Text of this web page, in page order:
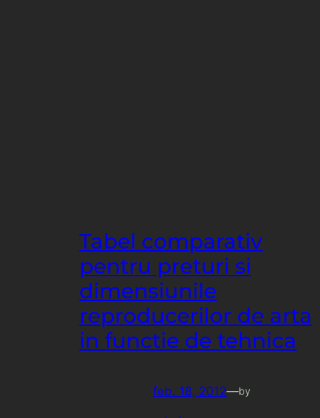
Tabel comparativ
pentru preturi si
dimensiunile
reproducerilor de arta
in functie de tehnica
feb. 18, 2012—by